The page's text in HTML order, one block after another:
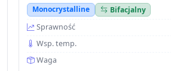
Monocrystalline
Bifacjalny
Sprawność
Wsp. temp.
Waga